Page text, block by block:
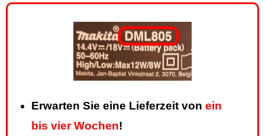
Erwarten Sie eine Lieferzeit von ein
bis vier Wochen!